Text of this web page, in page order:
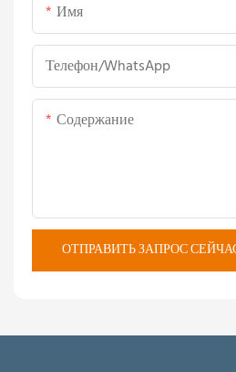
Имя
Телефон/WhatsApp
Содержание
ОТПРАВИТЬ ЗАПРОС